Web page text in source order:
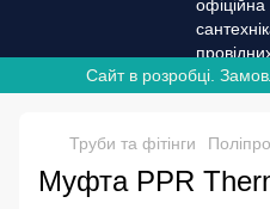
Сайт в розробці.
Труби та фітінги
Муфта PPR